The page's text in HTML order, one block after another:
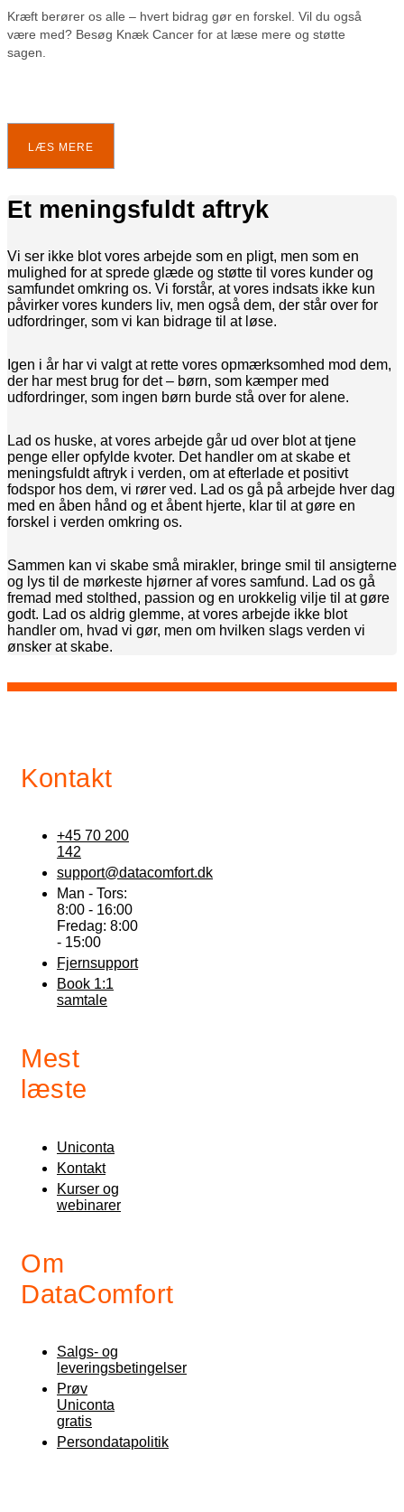
Kræft berører os alle – hvert bidrag gør en forskel. Vil du også
være med? Besøg Knæk Cancer for at læse mere og støtte
sagen.
LÆS MERE
Et meningsfuldt aftryk
Vi ser ikke blot vores arbejde som en pligt, men som en
mulighed for at sprede glæde og støtte til vores kunder og
samfundet omkring os. Vi forstår, at vores indsats ikke kun
påvirker vores kunders liv, men også dem, der står over for
udfordringer, som vi kan bidrage til at løse.
Igen i år har vi valgt at rette vores opmærksomhed mod dem,
der har mest brug for det – børn, som kæmper med
udfordringer, som ingen børn burde stå over for alene.
Lad os huske, at vores arbejde går ud over blot at tjene
penge eller opfylde kvoter. Det handler om at skabe et
meningsfuldt aftryk i verden, om at efterlade et positivt
fodspor hos dem, vi rører ved. Lad os gå på arbejde hver dag
med en åben hånd og et åbent hjerte, klar til at gøre en
forskel i verden omkring os.
Sammen kan vi skabe små mirakler, bringe smil til ansigterne
og lys til de mørkeste hjørner af vores samfund. Lad os gå
fremad med stolthed, passion og en urokkelig vilje til at gøre
godt. Lad os aldrig glemme, at vores arbejde ikke blot
handler om, hvad vi gør, men om hvilken slags verden vi
ønsker at skabe.
Kontakt
+45 70 200
142
support@datacomfort.dk
Man - Tors:
8:00 - 16:00
Fredag: 8:00
- 15:00
Fjernsupport
Book 1:1
samtale
Mest
læste
Uniconta
Kontakt
Kurser og
webinarer
Om
DataComfort
Salgs- og
leveringsbetingelser
Prøv
Uniconta
gratis
Persondatapolitik